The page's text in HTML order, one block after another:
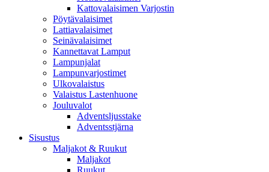
Kattovalaisimen Varjostin
Pöytävalaisimet
Lattiavalaisimet
Seinävalaisimet
Kannettavat Lamput
Lampunjalat
Lampunvarjostimet
Ulkovalaistus
Valaistus Lastenhuone
Jouluvalot
Adventsljusstake
Adventsstjärna
Sisustus
Maljakot & Ruukut
Maljakot
Ruukut